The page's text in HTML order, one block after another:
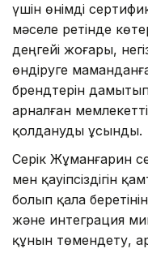
үшін өнімді
мәселе ретінде
деңгейі жоғары,
өндіруге
брендтерін
арналған
қолдануды ұсынды.
Серік Жұманғарин
мен қауіпсіздігін
болып қала
және интеграция
құнын төмендету,